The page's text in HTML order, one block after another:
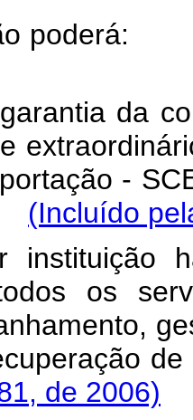
da
-
(Incluído
instituição
os
de 2006)